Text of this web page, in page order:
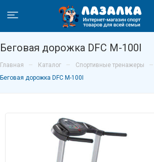
Беговая дорожка DFC M-100I
Главная – Каталог – Спортивные тренажеры –
Беговая дорожка DFC M-100I